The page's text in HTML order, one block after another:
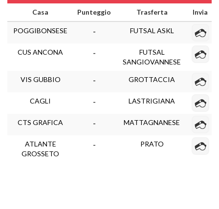
Casa
Punteggio Trasferta Invia
POGGIBONSESE - FUTSAL ASKL
CUS ANCONA -
FUTSAL
SANGIOVANNESE
VIS GUBBIO - GROTTACCIA
CAGLI - LASTRIGIANA
CTS GRAFICA - MATTAGNANESE
ATLANTE
GROSSETO
- PRATO